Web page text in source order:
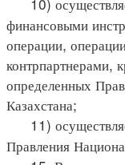
финансовыми
операции,
контрпартнерами,
определенных
Казахстана;
11)
Правления